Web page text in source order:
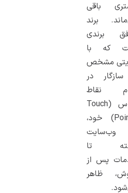
باقی
برند
برندی
که با
مشخص
در
نقاط
تماس (Touch
Points) خود،
وب‌سایت
تا
پس از
ظاهر